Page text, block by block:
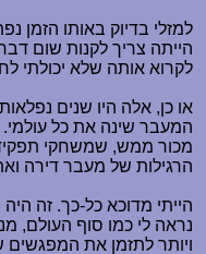
למזלי בדיוק באותו הזמן
הייתה צריך לקנות שום
לקרוא אותה שלא יכולתי
או כן, אלה היו שנים
המעבר שינה את כל
מכור ממש, שמשחקי
הרגילות של מעבר דירה ואת המזג
הייתי מדוכא כל-כך. זה
נראה לי כמו סוף העולם,